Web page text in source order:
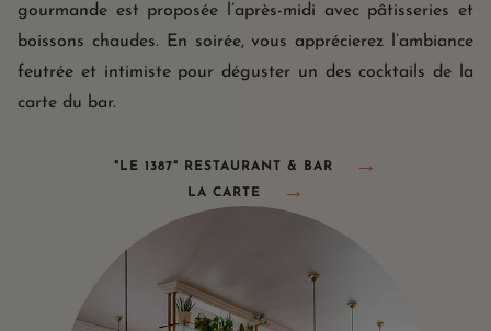
gourmande est proposée l’après-midi avec pâtisseries et
boissons chaudes. En soirée, vous apprécierez l’ambiance
feutrée et intimiste pour déguster un des cocktails de la
carte du bar.
"LE 1387" RESTAURANT & BAR
LA CARTE